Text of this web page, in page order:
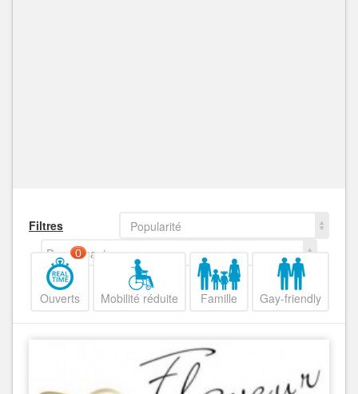
Filtres
Popularité
Decroissant
Ouverts
0
Mobilité réduite Famille Gay-friendly